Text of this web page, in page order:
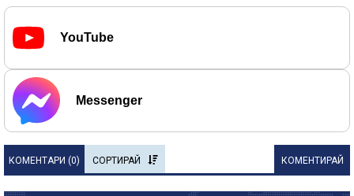
YouTube
Messenger
КОМЕНТАРИ (0) СОРТИРАЙ КОМЕНТИРАЙ